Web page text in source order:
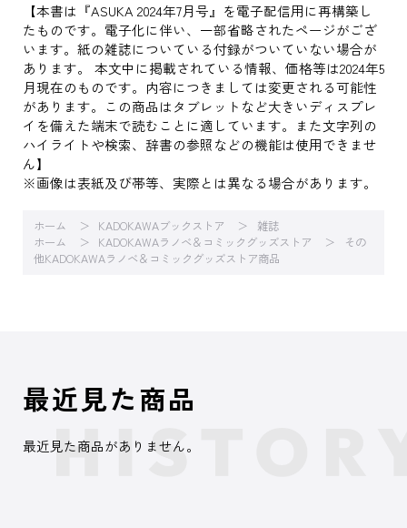
【本書は『ASUKA 2024年7月号』を電子配信用に再構築し
たものです。電子化に伴い、一部省略されたページがござ
います。紙の雑誌についている付録がついていない場合が
あります。 本文中に掲載されている情報、価格等は2024年5
月現在のものです。内容につきましては変更される可能性
があります。この商品はタブレットなど大きいディスプレ
イを備えた端末で読むことに適しています。また文字列の
ハイライトや検索、辞書の参照などの機能は使用できませ
ん】
※画像は表紙及び帯等、実際とは異なる場合があります。
ホーム KADOKAWAブックストア
雑誌
ホーム
KADOKAWAラノベ＆コミックグッズストア
その
他KADOKAWAラノベ＆コミックグッズストア商品
最近見た商品
最近見た商品がありません。